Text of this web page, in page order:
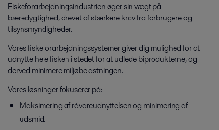
Fiskeforarbejdningsindustrien øger sin vægt på
bæredygtighed, drevet af stærkere krav fra forbrugere og
tilsynsmyndigheder.
Vores fiskeforarbejdningssystemer giver dig mulighed for at
udnytte hele fisken i stedet for at udlede biprodukterne, og
derved minimere miljøbelastningen.
Vores løsninger fokuserer på:
Maksimering af råvareudnyttelsen og minimering af
udsmid.